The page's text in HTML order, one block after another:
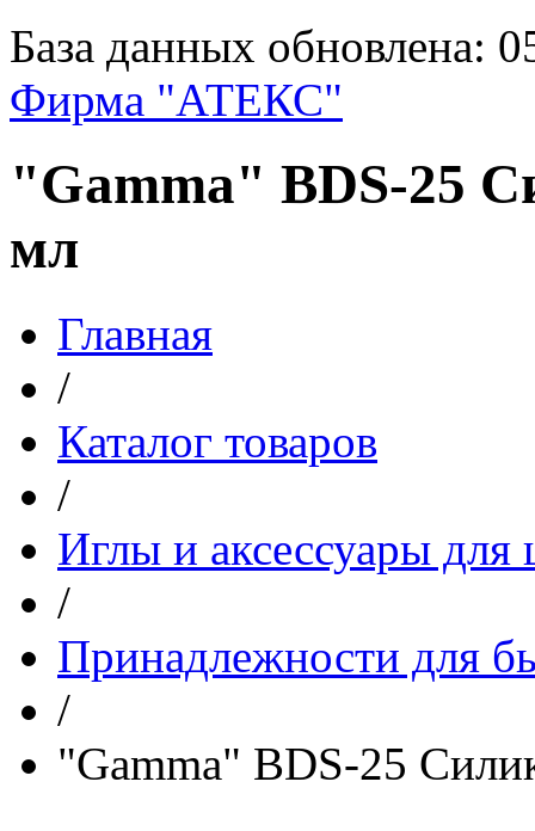
База данных обновлена:
Фирма "АТЕКС"
"Gamma" BDS-25
мл
Главная
/
Каталог товаров
/
Иглы и аксессуары
/
Принадлежности для
/
"Gamma" BDS-25